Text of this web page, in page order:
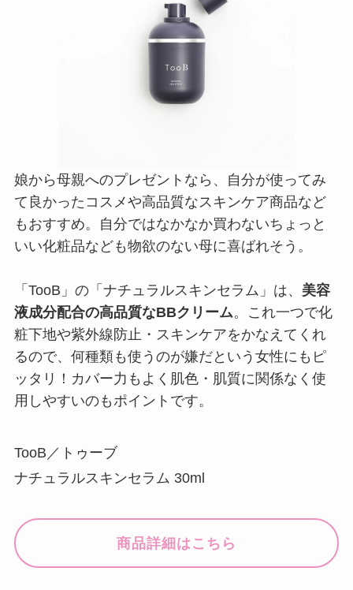
娘から母親へのプレゼントなら、自分が使ってみ
て良かったコスメや高品質なスキンケア商品など
もおすすめ。自分ではなかなか買わないちょっと
いい化粧品なども物欲のない母に喜ばれそう。
「TooB」の「ナチュラルスキンセラム」は、 美容
液成分配合の高品質なBBクリーム。これ一つで化
粧下地や紫外線防止・スキンケアをかなえてくれ
るので、何種類も使うのが嫌だという女性にもピ
ッタリ！カバー力もよく肌色・肌質に関係なく使
用しやすいのもポイントです。
TooB／トゥーブ
ナチュラルスキンセラム 30ml
商品詳細はこちら